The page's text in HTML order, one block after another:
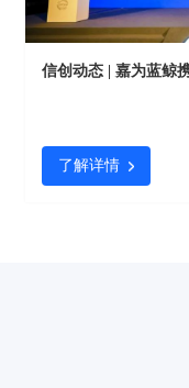
信创动态 | 嘉为蓝鲸
了解详情